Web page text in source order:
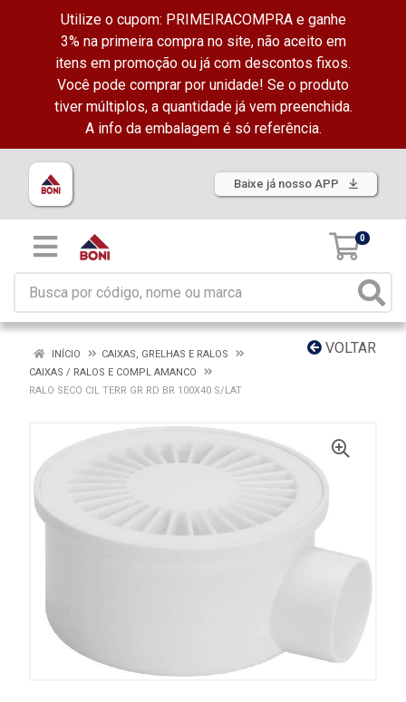
Utilize o cupom: PRIMEIRACOMPRA e ganhe
3% na primeira compra no site, não aceito em
itens em promoção ou já com descontos fixos.
Você pode comprar por unidade! Se o produto
tiver múltiplos, a quantidade já vem preenchida.
A info da embalagem é só referência.
Baixe já nosso APP
0
VOLTAR
INÍCIO
CAIXAS, GRELHAS E RALOS
CAIXAS / RALOS E COMPL AMANCO
RALO SECO CIL TERR GR RD BR 100X40 S/LAT